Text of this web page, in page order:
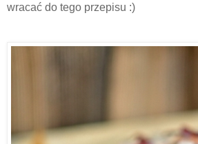
wracać do tego przepisu :)